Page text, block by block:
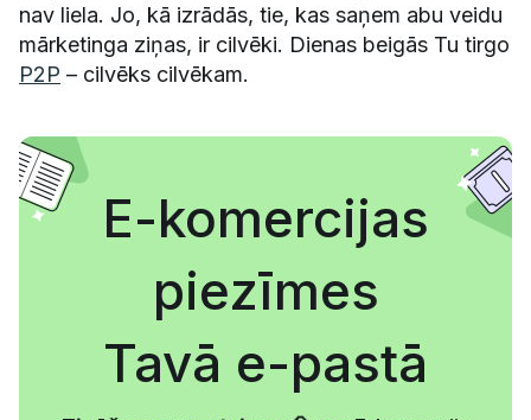
nav liela. Jo, kā izrādās, tie, kas saņem abu veidu
mārketinga ziņas, ir cilvēki. Dienas beigās Tu tirgo
P2P – cilvēks cilvēkam.
E-komercijas
piezīmes
Tavā e-pastā